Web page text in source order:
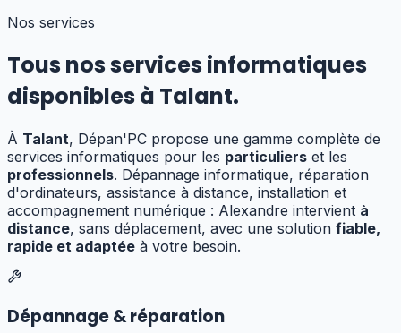
Nos services
Tous nos services informatiques
disponibles à Talant.
À Talant, Dépan'PC propose une gamme complète de
services informatiques pour les particuliers et les
professionnels. Dépannage informatique, réparation
d'ordinateurs, assistance à distance, installation et
accompagnement numérique : Alexandre intervient à
distance, sans déplacement, avec une solution fiable,
rapide et adaptée à votre besoin.
Dépannage & réparation